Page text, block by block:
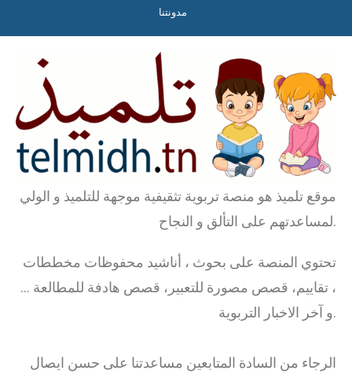
مدونتنا
موقع تلميذ هو منصة تربوية تثقيفية موجهة للتلميذ و الولي
لمساعدتهم على التألق و النجاح.
تحتوي المنصة على بحوث ، أناشيد محفوظات مخططات
، تقاييم، قصص مصورة للتعبير، قصص هادفة للمطالعة …
و آخر الاخبار التربوية.
الرجاء من السادة المتابعين مساعدتنا على حسن ايصال